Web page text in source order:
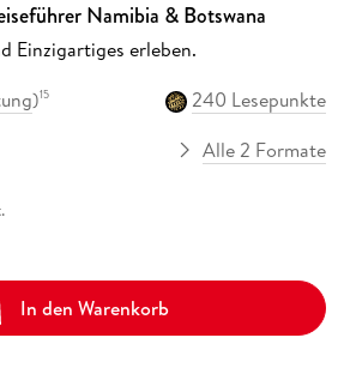
Namibia & Botswana
Einzigartiges erleben.
)15
240 Lesepunkte
Alle 2 Formate
In den Warenkorb